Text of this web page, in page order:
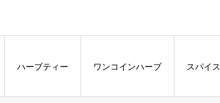
ハーブティー ワンコインハーブ スパイス